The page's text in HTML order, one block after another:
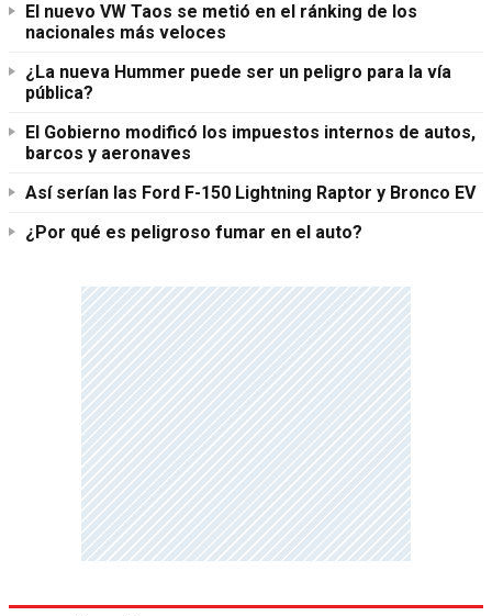
El nuevo VW Taos se metió en el ránking de los
nacionales más veloces
¿La nueva Hummer puede ser un peligro para la vía
pública?
El Gobierno modificó los impuestos internos de autos,
barcos y aeronaves
Así serían las Ford F-150 Lightning Raptor y Bronco EV
¿Por qué es peligroso fumar en el auto?